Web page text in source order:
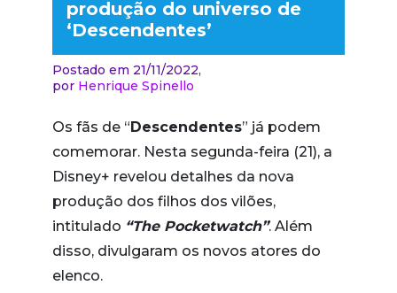
produção do universo de
‘Descendentes’
Postado em 21/11/2022,
por Henrique Spinello
Os fãs de “Descendentes” já podem
comemorar. Nesta segunda-feira (21), a
Disney+ revelou detalhes da nova
produção dos filhos dos vilões,
intitulado “The Pocketwatch”. Além
disso, divulgaram os novos atores do
elenco.